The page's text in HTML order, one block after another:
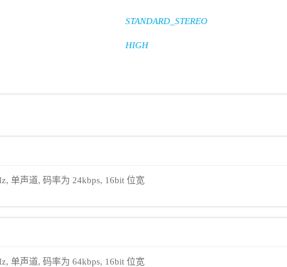
STANDARD_STEREO
HIGH
单声道, 码率为 24kbps, 16bit 位宽
单声道, 码率为 64kbps, 16bit 位宽